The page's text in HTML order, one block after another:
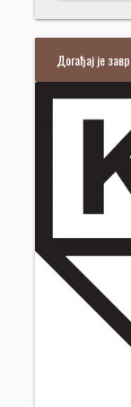
Догађај је